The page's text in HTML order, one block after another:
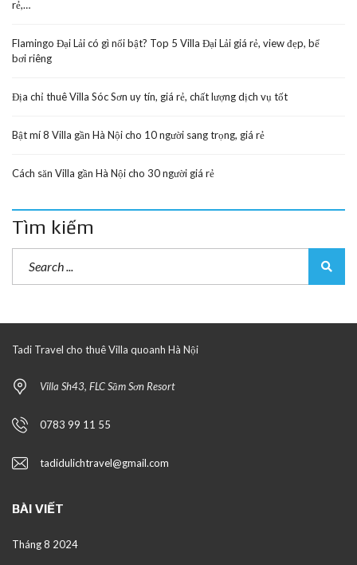
rẻ,…
Flamingo Đại Lải có gì nổi bật? Top 5 Villa Đại Lải giá rẻ, view đẹp, bể
bơi riêng
Địa chỉ thuê Villa Sóc Sơn uy tín, giá rẻ, chất lượng dịch vụ tốt
Bật mí 8 Villa gần Hà Nội cho 10 người sang trọng, giá rẻ
Cách săn Villa gần Hà Nội cho 30 người giá rẻ
Tìm kiếm
Tadi Travel cho thuê Villa quoanh Hà Nội
Villa Sh43, FLC Sầm Sơn Resort
0783 99 11 55
tadidulichtravel@gmail.com
BÀI VIẾT
Tháng 8 2024